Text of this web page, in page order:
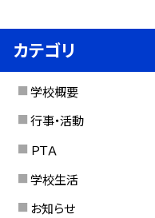
カテゴリ
学校概要
行事・活動
ＰＴＡ
学校生活
お知らせ